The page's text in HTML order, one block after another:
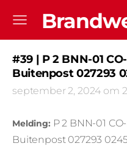
#39 | P 2 BNN-01
Buitenpost 027293
september 2, 2024 om
Melding: P 2 BNN-01
Buitenpost 027293